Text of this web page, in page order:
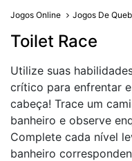
Jogos Online Jogos De
Toilet Race
Utilize suas
crítico para enfrentar
cabeça! Trace um
banheiro e observe
Complete cada nível
banheiro